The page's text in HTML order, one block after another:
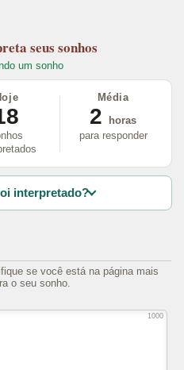
seus sonhos
um sonho
Média
2
horas
para responder
interpretado?
se você está na página mais
o seu sonho.
1000